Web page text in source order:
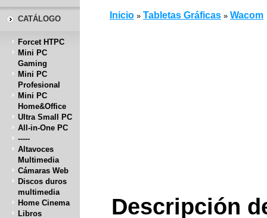
CATÁLOGO
Forcet HTPC
Mini PC
Gaming
Mini PC
Profesional
Mini PC
Home&Office
Ultra Small PC
All-in-One PC
-----
Altavoces
Multimedia
Cámaras Web
Discos duros
multimedia
Home Cinema
Libros
Inicio » Tabletas Gráficas » Wacom
Descripción